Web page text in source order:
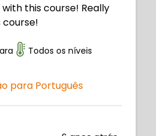
this course! Really
Todos os níveis
para Português